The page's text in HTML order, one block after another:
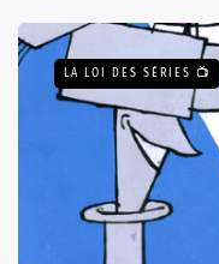
LA LOI DES SÉRIES 📺